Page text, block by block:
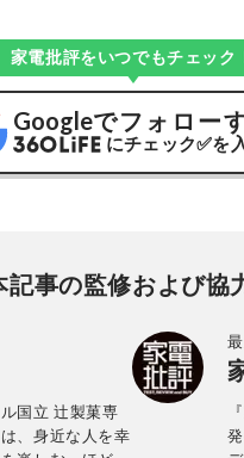
家電批評をいつでもチェック
Googleでフォロー
にチェック✅を
記事の監修および協
国立 辻製菓専
、身近な人を幸